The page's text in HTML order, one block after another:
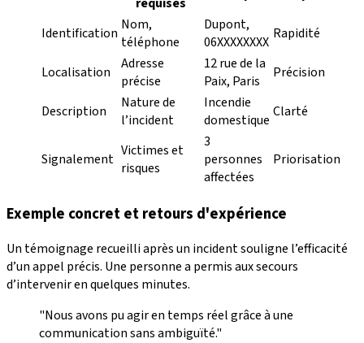
Identification Nom,
téléphone
Dupont,
06XXXXXXXX Rapidité
Localisation
Adresse
précise
12 rue de la
Paix, Paris
Précision
Description
Nature de
l’incident
Incendie
domestique Clarté
Signalement Victimes et
risques
3
personnes
affectées
Priorisation
Exemple concret et retours d'expérience
Un témoignage recueilli après un incident souligne l’efficacité
d’un appel précis. Une personne a permis aux secours
d’intervenir en quelques minutes.
"Nous avons pu agir en temps réel grâce à une
communication sans ambiguïté."